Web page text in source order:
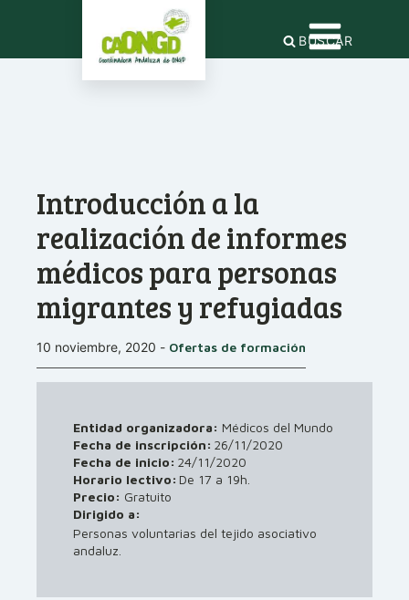
BUSCAR
Introducción a la
realización de informes
médicos para personas
migrantes y refugiadas
10 noviembre, 2020 - Ofertas de formación
Entidad organizadora: Médicos del Mundo
Fecha de inscripción: 26/11/2020
Fecha de inicio: 24/11/2020
Horario lectivo: De 17 a 19h.
Precio: Gratuito
Dirigido a:
Personas voluntarias del tejido asociativo
andaluz.